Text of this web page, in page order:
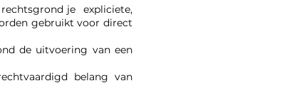
je expliciete,
gebruikt voor direct
de uitvoering van een
belang van